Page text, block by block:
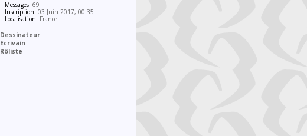
Messages: 69
Inscription: 03 Juin 2017, 00:35
Localisation: France
Dessinateur
Ecrivain
Rôliste